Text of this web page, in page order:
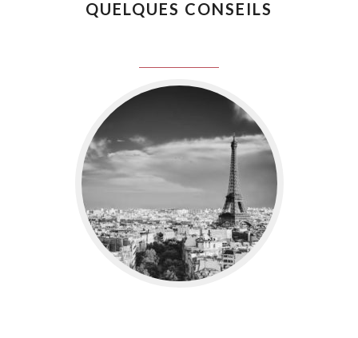
QUELQUES CONSEILS